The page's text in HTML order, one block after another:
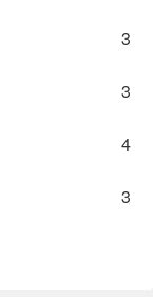
3
3
4
3